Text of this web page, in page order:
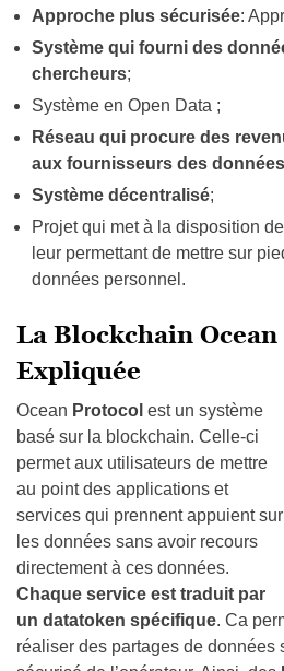
Approche plus sécurisée:
Système qui fourni des
chercheurs;
Système en Open Data ;
Réseau qui procure des
aux fournisseurs des données
Système décentralisé;
Projet qui met à la disposition
leur permettant de mettre sur
données personnel.
La Blockchain
Expliquée
Ocean Protocol est un système
basé sur la blockchain. Celle-ci
permet aux utilisateurs de mettre
au point des applications et
services qui prennent appuient sur
les données sans avoir recours
directement à ces données.
Chaque service est traduit par
un datatoken spécifique. Ca
réaliser des partages de données